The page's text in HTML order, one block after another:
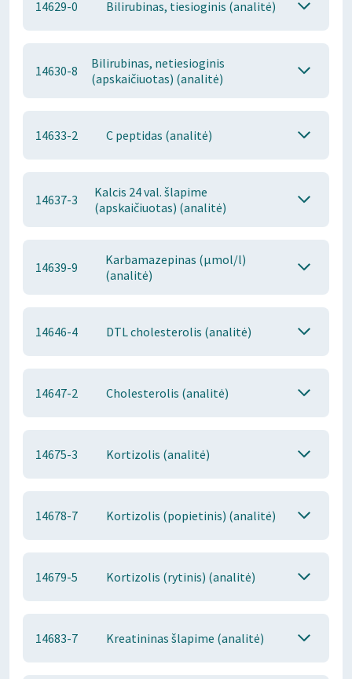
14629-0 Bilirubinas, tiesioginis (analitė)
14630-8
Bilirubinas, netiesioginis
(apskaičiuotas) (analitė)
14633-2 C peptidas (analitė)
14637-3
Kalcis 24 val. šlapime
(apskaičiuotas) (analitė)
14639-9
Karbamazepinas (μmol/l)
(analitė)
14646-4 DTL cholesterolis (analitė)
14647-2 Cholesterolis (analitė)
14675-3 Kortizolis (analitė)
14678-7 Kortizolis (popietinis) (analitė)
14679-5 Kortizolis (rytinis) (analitė)
14683-7 Kreatininas šlapime (analitė)